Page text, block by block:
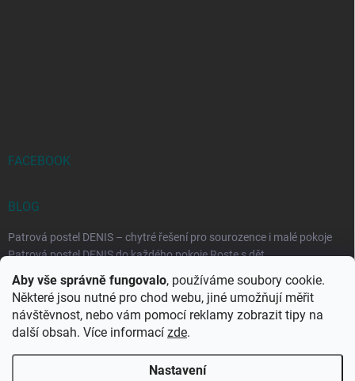
Aby vše správně fungovalo, používáme soubory cookie.
Některé jsou nutné pro chod webu, jiné umožňují měřit
návštěvnost, nebo vám pomocí reklamy zobrazit tipy na
další obsah. Více informací zde.
Nastavení
FACEBOOK
BLOG
Patrová postel DENIS – chytré řešení pro sourozence i malé pokoje
Patrová postel DENIS do každého pokoje Roste s dět...
Rozkládací postele RELAX – ideální řešení pro malé prostory i
každodenní spaní
Rozkládací postel, která se přizpůsobí vašemu živo...